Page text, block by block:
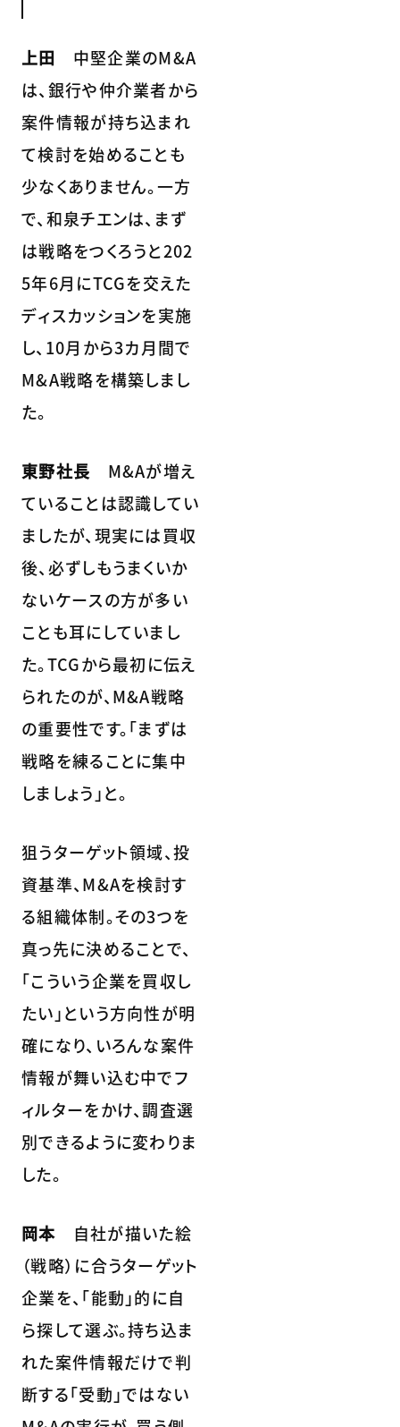
上田 中堅企業のM&A
は、銀行や仲介業者から
案件情報が持ち込まれ
て検討を始めることも
少なくありません。一方
で、和泉チエンは、まず
は戦略をつくろうと202
5年6月にTCGを交えた
ディスカッションを実施
し、10月から3カ月間で
M&A戦略を構築しまし
た。
東野社長 M&Aが増え
ていることは認識してい
ましたが、現実には買収
後、必ずしもうまくいか
ないケースの方が多い
ことも耳にしていまし
た。TCGから最初に伝え
られたのが、M&A戦略
の重要性です。「まずは
戦略を練ることに集中
しましょう」と。
狙うターゲット領域、投
資基準、M&Aを検討す
る組織体制。その3つを
真っ先に決めることで、
「こういう企業を買収し
たい」という方向性が明
確になり、いろんな案件
情報が舞い込む中でフ
ィルターをかけ、調査選
別できるように変わりま
した。
岡本 自社が描いた絵
（戦略）に合うターゲット
企業を、「能動」的に自
ら探して選ぶ。持ち込ま
れた案件情報だけで判
断する「受動」ではない